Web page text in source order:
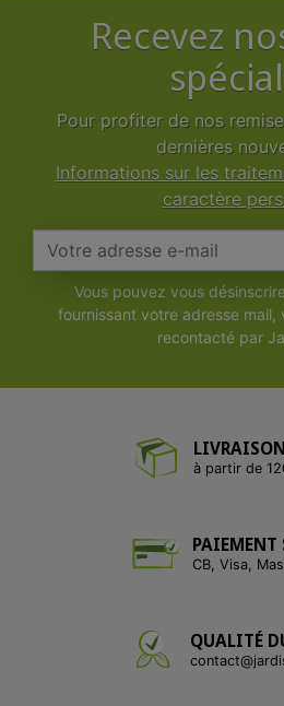
Recevez
Pour profiter de nos
dernières
Informations sur les
caractère
Vous pouvez vous
fournissant votre adresse
recontacté par
à partir de
PAIEMENT
CB, Visa,
QUALITÉ